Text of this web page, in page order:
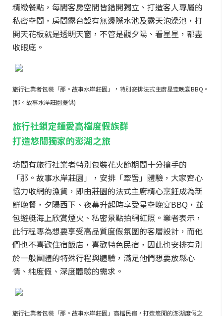
精緻餐點，每間客房空間皆錯開獨立、打造客人專屬的
私密空間，房間露台設有無邊際水池及露天泡澡池，打
開天花板就是透明天窗，不管是觀夕陽、看星星，都盡
收眼底。
旅行社業者包裝「那。故事水岸莊園」，特別安排法式主廚星空晚宴BBQ。
(那。故事水岸莊園提供)
旅行社鎖定鍾愛高檔度假族群
打造悠閒獨家的澎湖之旅
坊間有旅行社業者特別包裝花火節期間十分搶手的
「那。故事水岸莊園」，安排「牽罟」體驗，大家齊心
協力收網的漁貨，即由莊園的法式主廚精心烹飪成為新
鮮晚餐，夕陽西下、夜幕升起時享受星空晚宴BBQ，並
包遊艇海上欣賞煙火、私密景點拍網紅照。業者表示，
此行程專為想要享受高品質度假氛圍的客層設計，而他
們也不喜歡住宿飯店，喜歡特色民宿，因此也安排有別
於一般團體的特殊行程與體驗，滿足他們想要放鬆心
情、純度假、深度體驗的需求。
旅行社業者包裝「那。故事水岸莊園」高檔民宿，打造悠閒的澎湖度假之